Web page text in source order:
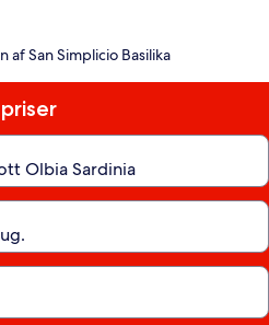
San Simplicio Basilika